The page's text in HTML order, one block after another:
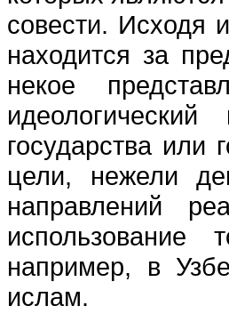
совести. Исходя
находится за
некое
государства или
цели, нежели
направлений
использование
например, в
ислам.